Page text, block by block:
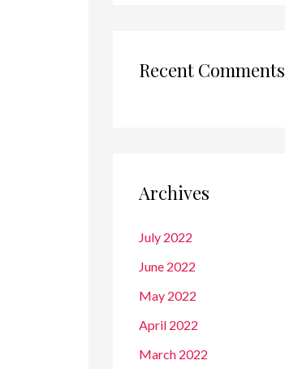
Recent Comments
Archives
July 2022
June 2022
May 2022
April 2022
March 2022